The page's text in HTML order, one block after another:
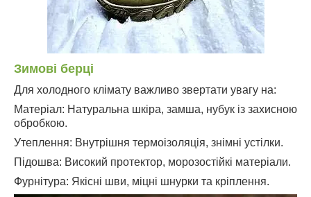
Зимові берці
Для холодного клімату важливо звертати увагу на:
Матеріал: Натуральна шкіра, замша, нубук із захисною
обробкою.
Утеплення: Внутрішня термоізоляція, знімні устілки.
Підошва: Високий протектор, морозостійкі матеріали.
Фурнітура: Якісні шви, міцні шнурки та кріплення.